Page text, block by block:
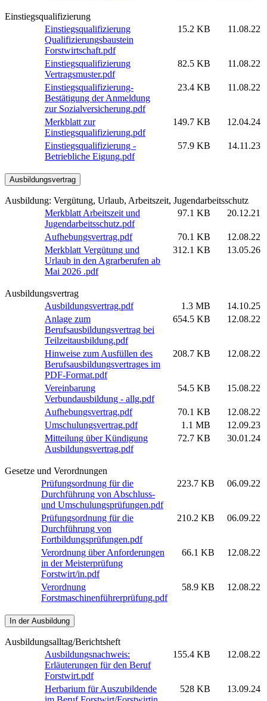
Einstiegsqualifizierung
Einstiegsqualifizierung
Qualifizierungsbaustein
Forstwirtschaft.pdf
15.2 KB 11.08.22
Einstiegsqualifizierung
Vertragsmuster.pdf
82.5 KB 11.08.22
Einstiegsqualifizierung-
Bestätigung der Anmeldung
zur Sozialversicherung.pdf
23.4 KB 11.08.22
Merkblatt zur
Einstiegsqualifizierung.pdf
149.7 KB 12.04.24
Einstiegsqualifizierung -
Betriebliche Eigung.pdf
57.9 KB 14.11.23
Ausbildungsvertrag
Ausbildung: Vergütung, Urlaub, Arbeitszeit, Jugendarbeitsschutz
Merkblatt Arbeitszeit und
Jugendarbeitsschutz.pdf
97.1 KB 20.12.21
Aufhebungsvertrag.pdf 70.1 KB
12.08.22
Merkblatt Vergütung und
Urlaub in den Agrarberufen ab
Mai 2026 .pdf
312.1 KB 13.05.26
Ausbildungsvertrag
Ausbildungsvertrag.pdf
1.3 MB
14.10.25
Anlage zum
Berufsausbildungsvertrag bei
Teilzeitausbildung.pdf
654.5 KB 12.08.22
Hinweise zum Ausfüllen des
Berufsausbildungsvertrages im
PDF-Format.pdf
208.7 KB 12.08.22
Vereinbarung
Verbundausbildung - allg.pdf
54.5 KB 15.08.22
Aufhebungsvertrag.pdf 70.1 KB
12.08.22
Umschulungsvertrag.pdf
1.1 MB
12.09.23
Mitteilung über Kündigung
Ausbildungsvertrag.pdf
72.7 KB 30.01.24
Gesetze und Verordnungen
Prüfungsordnung für die
Durchführung von Abschluss-
und Umschulungsprüfungen.pdf
223.7 KB 06.09.22
Prüfungsordnung für die
Durchführung von
Fortbildungsprüfungen.pdf
210.2 KB 06.09.22
Verordnung über Anforderungen
in der Meisterprüfung
Forstwirt/in.pdf
66.1 KB 12.08.22
Verordnung
Forstmaschinenführerprüfung.pdf
58.9 KB 12.08.22
In der Ausbildung
Ausbildungsalltag/Berichtsheft
Ausbildungsnachweis:
Erläuterungen für den Beruf
Forstwirt.pdf
155.4 KB 12.08.22
Herbarium für Auszubildende
528 KB 13.09.24